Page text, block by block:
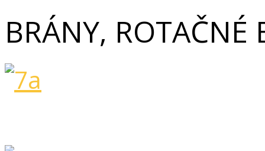
BRÁNY, ROTAČNÉ